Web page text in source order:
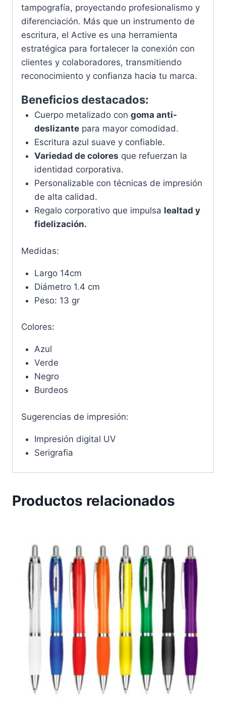
tampografía, proyectando profesionalismo y
diferenciación. Más que un instrumento de
escritura, el Active es una herramienta
estratégica para fortalecer la conexión con
clientes y colaboradores, transmitiendo
reconocimiento y confianza hacia tu marca.
Beneficios destacados:
Cuerpo metalizado con goma anti-
deslizantepara mayor comodidad.
Escritura azul suave y confiable.
Variedad de colores que refuerzan la
identidad corporativa.
Personalizable con técnicas de impresión
de alta calidad.
Regalo corporativo que impulsa lealtad y
fidelización.
Medidas:
Largo 14cm
Diámetro 1.4 cm
Peso: 13 gr
Colores:
Azul
Verde
Negro
Burdeos
Sugerencias de impresión:
Impresión digital UV
Serigrafia
Productos relacionados